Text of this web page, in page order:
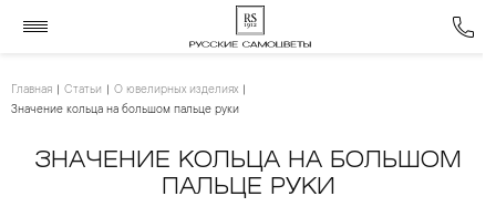
Главная Статьи
О ювелирных изделиях
Значение кольца на большом пальце руки
ЗНАЧЕНИЕ КОЛЬЦА НА БОЛЬШОМ
ПАЛЬЦЕ РУКИ